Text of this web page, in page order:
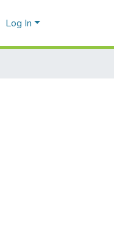
Log In